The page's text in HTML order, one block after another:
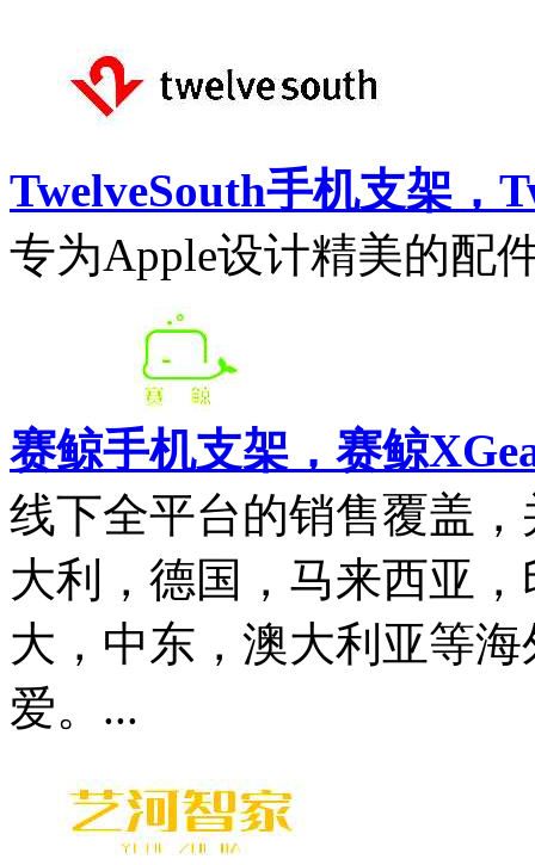
TwelveSouth手机支架，
专为Apple设计精美的配
赛鲸手机支架，赛鲸
线下全平台的销售覆盖
大利，德国，马来西亚
大，中东，澳大利亚等
爱。...